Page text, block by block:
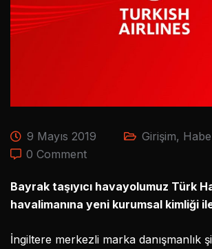
9 Mayıs 2019 Girişim,
0 Comment
Bayrak taşıyıcı havayolumuz Türk
havalimanına yeni kurumsal kimliği
İngiltere merkezli marka danışmanlık